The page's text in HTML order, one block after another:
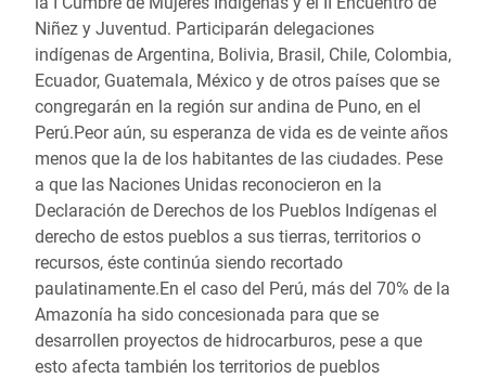
Niñez y Juventud. Participarán delegaciones
indígenas de Argentina, Bolivia, Brasil, Chile, Colombia,
Ecuador, Guatemala, México y de otros países que se
congregarán en la región sur andina de Puno, en el
Perú.Peor aún, su esperanza de vida es de veinte años
menos que la de los habitantes de las ciudades. Pese
a que las Naciones Unidas reconocieron en la
Declaración de Derechos de los Pueblos Indígenas el
derecho de estos pueblos a sus tierras, territorios o
recursos, éste continúa siendo recortado
paulatinamente.En el caso del Perú, más del 70% de la
Amazonía ha sido concesionada para que se
desarrollen proyectos de hidrocarburos, pese a que
esto afecta también los territorios de pueblos